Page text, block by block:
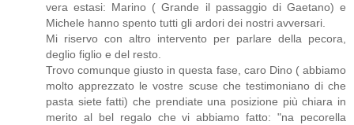
vera estasi: Marino ( Grande il passaggio di Gaetano) e
Michele hanno spento tutti gli ardori dei nostri avversari.
Mi riservo con altro intervento per parlare della pecora,
deglio figlio e del resto.
Trovo comunque giusto in questa fase, caro Dino ( abbiamo
molto apprezzato le vostre scuse che testimoniano di che
pasta siete fatti) che prendiate una posizione più chiara in
merito al bel regalo che vi abbiamo fatto: "na pecorella